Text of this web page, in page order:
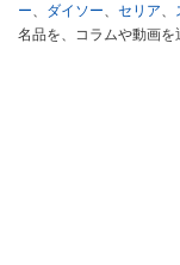
ー、 ダイソー、 セリア、
名品を、コラムや動画を
インフルエンサーが実